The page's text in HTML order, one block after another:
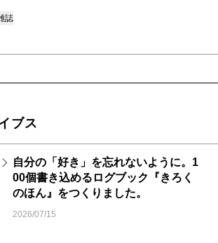
誌
ブス
自分の「好き」を忘れないように。1
00個書き込めるログブック『きろく
のほん』をつくりました。
2026/07/15